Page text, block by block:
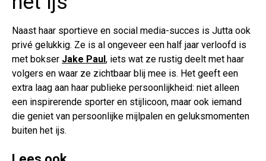
Naast haar sportieve en social media-succes is Jutta ook
privé gelukkig. Ze is al ongeveer een half jaar verloofd is
met bokser Jake Paul, iets wat ze rustig deelt met haar
volgers en waar ze zichtbaar blij mee is. Het geeft een
extra laag aan haar publieke persoonlijkheid: niet alleen
een inspirerende sporter en stijlicoon, maar ook iemand
die geniet van persoonlijke mijlpalen en geluksmomenten
buiten het ijs.